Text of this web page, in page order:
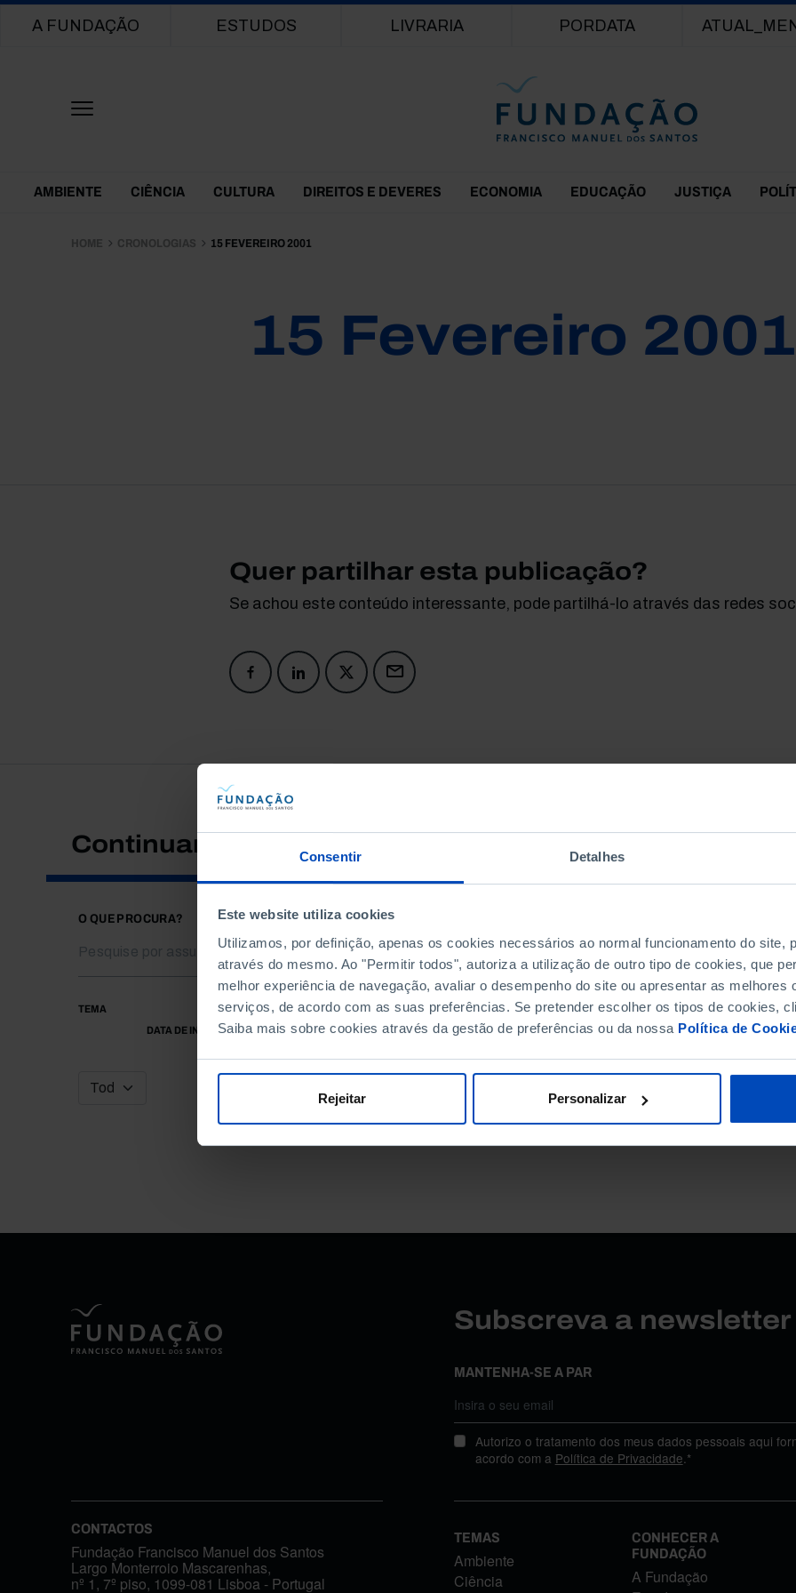
Consentir Detalhes
Este website utiliza cookies
Utilizamos, por definição, apenas os cookies necessários ao normal funcionamento do site,
através do mesmo. Ao "Permitir todos", autoriza a utilização de outro tipo de cookies, que
melhor experiência de navegação, avaliar o desempenho do site ou apresentar as melhores
serviços, de acordo com as suas preferências. Se pretender escolher os tipos de cookies,
Saiba mais sobre cookies através da gestão de preferências ou da nossa Política de
Rejeitar Personalizar
Main navigation
A FUNDAÇÃO ESTUDOS LIVRARIA PORDATA
Themes Menu
AMBIENTE CIÊNCIA CULTURA DIREITOS E DEVERES ECONOMIA EDUCAÇÃO JUSTIÇA
HOME CRONOLOGIAS 15 FEVEREIRO 2001
15 Fevereiro 2001
Quer partilhar esta publicação?
Se achou este conteúdo interessante, pode partilhá-lo através das redes
Continuar a pesquisar
O QUE PROCURA?
TEMA
DATA DE INÍCIO
DATA DE FIM
Subscreva a
MANTENHA-SE A PAR
Autorizo o tratamento dos meus dados pessoais aqui
acordo com a Política de Privacidade.*
CONTACTOS
Fundação Francisco Manuel dos Santos
Largo Monterroio Mascarenhas,
nº 1, 7º piso, 1099-081 Lisboa - Portugal
TEMAS
Ambiente
Ciência
CONHECER A
FUNDAÇÃO
A Fundação